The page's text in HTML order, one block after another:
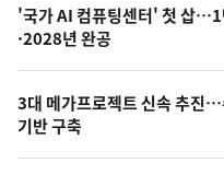
오
늘
의
사
진
'국가 AI 컴퓨팅센터' 첫 삽
·2028년 완공
3대 메가프로젝트 신속 추진
기반 구축